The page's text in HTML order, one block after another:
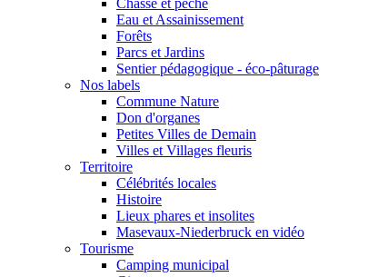
Chasse et pêche
Eau et Assainissement
Forêts
Parcs et Jardins
Sentier pédagogique - éco-pâturage
Nos labels
Commune Nature
Don d'organes
Petites Villes de Demain
Villes et Villages fleuris
Territoire
Célébrités locales
Histoire
Lieux phares et insolites
Masevaux-Niederbruck en vidéo
Tourisme
Camping municipal